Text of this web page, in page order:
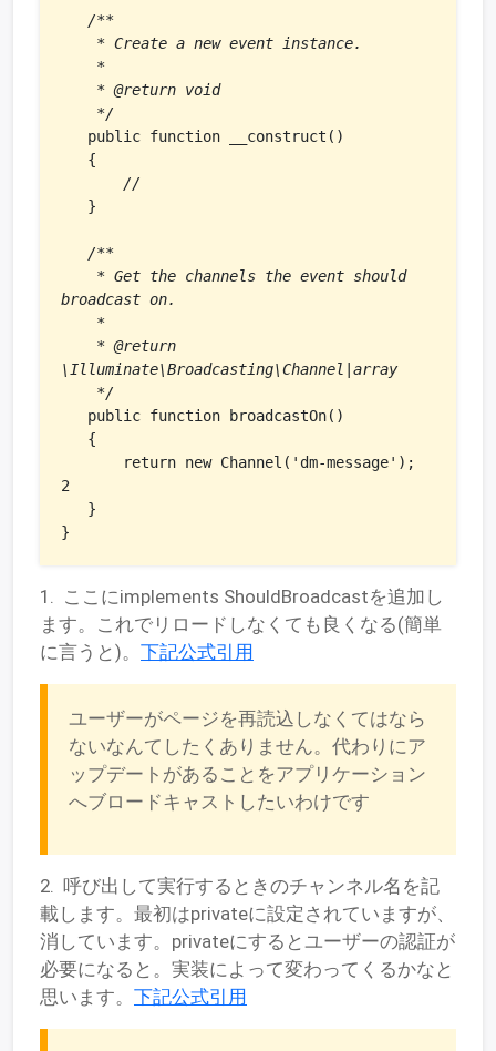
/**
    */
//
/**
broadcast on.
\Illuminate\Broadcasting\Channel|array
    */
2
}
1. ここにimplements ShouldBroadcastを追加し
ます。これでリロードしなくても良くなる(簡単
に言うと)。 下記公式引用
ユーザーがページを再読込しなくてはなら
ないなんてしたくありません。代わりにア
ップデートがあることをアプリケーション
へブロードキャストしたいわけです
2. 呼び出して実行するときのチャンネル名を記
載します。最初はprivateに設定されていますが、
消しています。privateにするとユーザーの認証が
必要になると。実装によって変わってくるかなと
思います。 下記公式引用